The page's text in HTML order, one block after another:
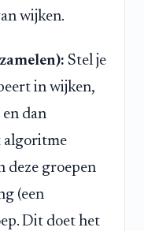
wijken.
Stel je
in wijken,
dan
algoritme
deze groepen
(een
Dit doet het